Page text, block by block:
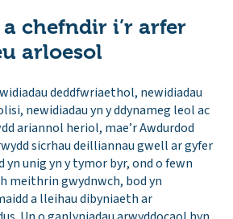
chefndir i’r arfer
arloesol
deddfwriaethol, newidiadau
newidiadau yn y ddynameg leol ac
ariannol heriol, mae’r Awdurdod
sicrhau deilliannau gwell ar gyfer
unig yn y tymor byr, ond o fewn
meithrin gwydnwch, bod yn
a lleihau dibyniaeth ar